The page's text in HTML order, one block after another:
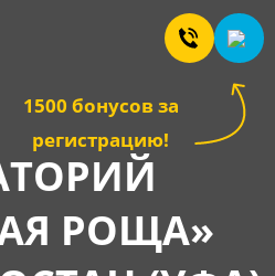
1500 бонусов за
регистрацию!
РОЩА»